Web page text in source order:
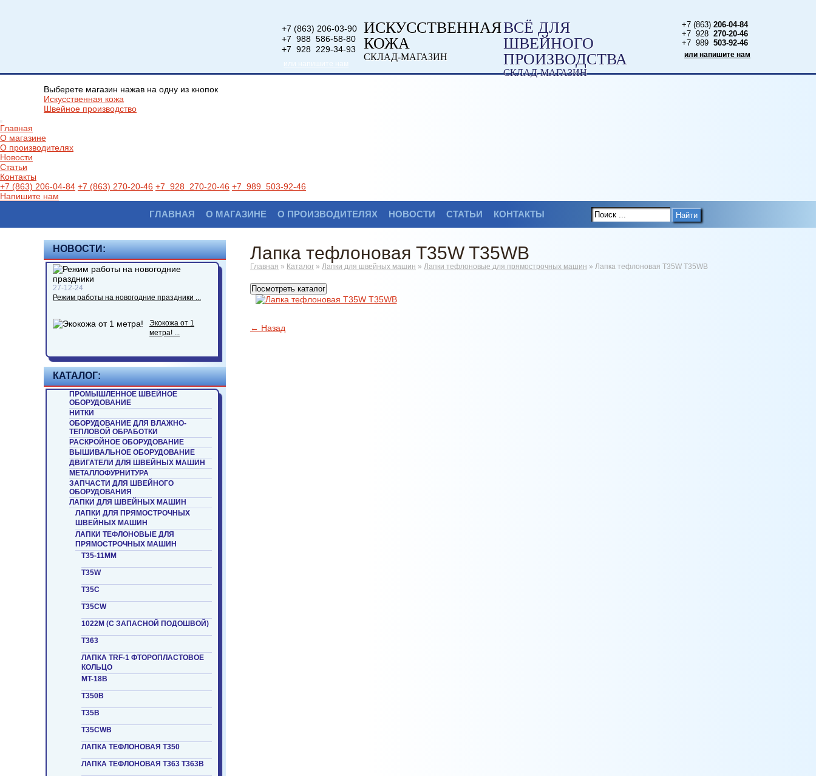
+7 (863) 206-03-90
+7 988 586-58-80
+7 928 229-34-93
или напишите нам
ИСКУССТВЕННАЯ
КОЖА
СКЛАД-МАГАЗИН
ВСЁ ДЛЯ
ШВЕЙНОГО
ПРОИЗВОДСТВА
СКЛАД-МАГАЗИН
+7 (863) 206-04-84
+7 928 270-20-46
+7 989 503-92-46
или напишите нам
Выберете магазин нажав на одну из кнопок
Искусственная кожа
Швейное производство
Главная
О магазине
О производителях
Новости
Статьи
Контакты
+7 (863) 206-04-84 +7 (863) 270-20-46 +7 928 270-20-46 +7 989 503-92-46
Напишите нам
ГЛАВНАЯ О МАГАЗИНЕ О ПРОИЗВОДИТЕЛЯХ НОВОСТИ СТАТЬИ КОНТАКТЫ Найти
НОВОСТИ:
27-12-24
Режим работы на новогодние праздники ...
Экокожа от 1
метра! ...
КАТАЛОГ:
ПРОМЫШЛЕННОЕ ШВЕЙНОЕ
ОБОРУДОВАНИЕ
НИТКИ
ОБОРУДОВАНИЕ ДЛЯ ВЛАЖНО-
ТЕПЛОВОЙ ОБРАБОТКИ
РАСКРОЙНОЕ ОБОРУДОВАНИЕ
ВЫШИВАЛЬНОЕ ОБОРУДОВАНИЕ
ДВИГАТЕЛИ ДЛЯ ШВЕЙНЫХ МАШИН
МЕТАЛЛОФУРНИТУРА
ЗАПЧАСТИ ДЛЯ ШВЕЙНОГО
ОБОРУДОВАНИЯ
ЛАПКИ ДЛЯ ШВЕЙНЫХ МАШИН
ЛАПКИ ДЛЯ ПРЯМОСТРОЧНЫХ
ШВЕЙНЫХ МАШИН
ЛАПКИ ТЕФЛОНОВЫЕ ДЛЯ
ПРЯМОСТРОЧНЫХ МАШИН
T35-11ММ
T35W
T35C
T35CW
1022M (С ЗАПАСНОЙ ПОДОШВОЙ)
T363
ЛАПКА TRF-1 ФТОРОПЛАСТОВОЕ
КОЛЬЦО
MT-18B
T350B
T35B
T35CWB
ЛАПКА ТЕФЛОНОВАЯ T350
ЛАПКА ТЕФЛОНОВАЯ T363 T363B
Лапка тефлоновая T35W T35WB
Главная » Каталог » Лапки для швейных машин » Лапки тефлоновые для прямострочных машин » Лапка тефлоновая T35W T35WB
Посмотреть каталог
← Назад